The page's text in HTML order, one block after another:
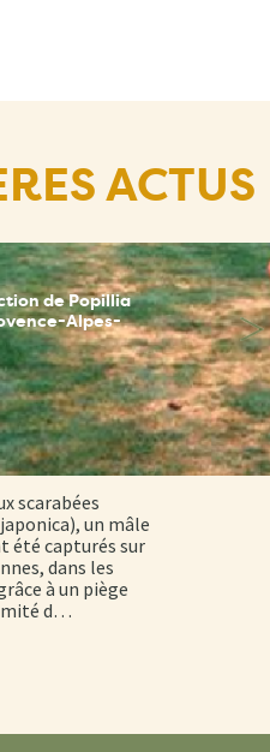
ACTUS
de Popillia
Alpes-
scarabées
un mâle
été capturés sur
dans les
à un piège
d…